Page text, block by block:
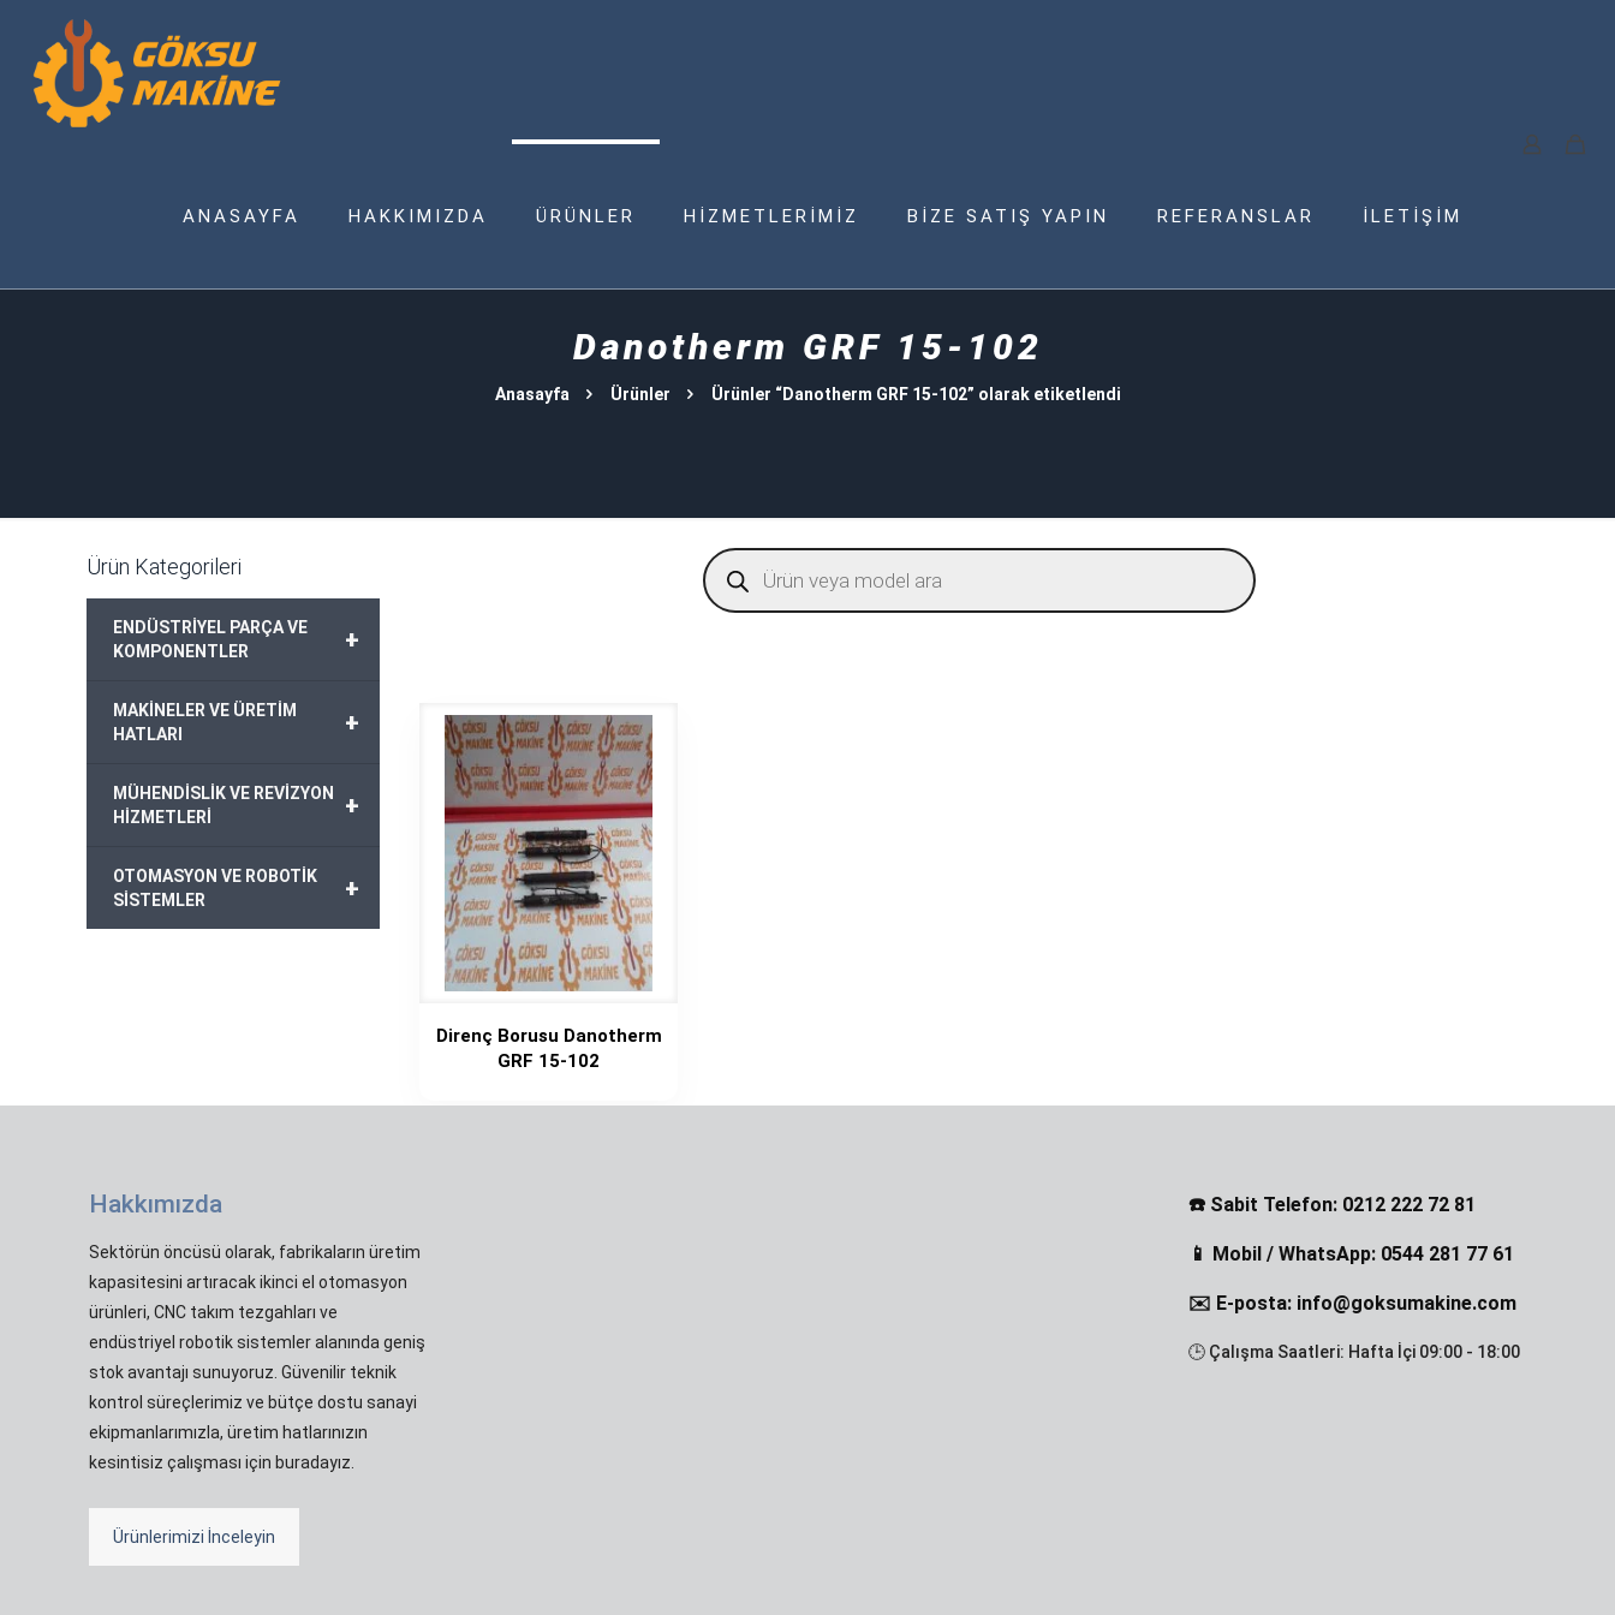
ANASAYFA HAKKIMIZDA ÜRÜNLER HİZMETLERİMİZ BİZE SATIŞ YAPIN REFERANSLAR İLETİŞİM
Danotherm GRF 15-102
Anasayfa Ürünler Ürünler “Danotherm GRF 15-102” olarak etiketlendi
Products
search
Direnç Borusu Danotherm
GRF 15-102
Ürün Kategorileri
+
ENDÜSTRİYEL PARÇA VE
KOMPONENTLER
+
MAKİNELER VE ÜRETİM
HATLARI
+
MÜHENDİSLİK VE REVİZYON
HİZMETLERİ
+
OTOMASYON VE ROBOTİK
SİSTEMLER
Hakkımızda
Sektörün öncüsü olarak, fabrikaların üretim
kapasitesini artıracak ikinci el otomasyon
ürünleri, CNC takım tezgahları ve
endüstriyel robotik sistemler alanında geniş
stok avantajı sunuyoruz. Güvenilir teknik
kontrol süreçlerimiz ve bütçe dostu sanayi
ekipmanlarımızla, üretim hatlarınızın
kesintisiz çalışması için buradayız.
Ürünlerimizi İnceleyin
☎️ Sabit Telefon: 0212 222 72 81
📱 Mobil / WhatsApp: 0544 281 77 61
✉️ E-posta: info@goksumakine.com
🕒 Çalışma Saatleri: Hafta İçi 09:00 - 18:00